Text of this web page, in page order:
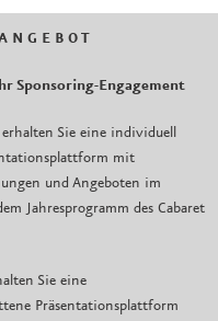
N G E B O T
Sponsoring-Engagement
Sie eine individuell
mit
und Angeboten im
Jahresprogramm des Cabaret
Sie eine
Präsentationsplattform